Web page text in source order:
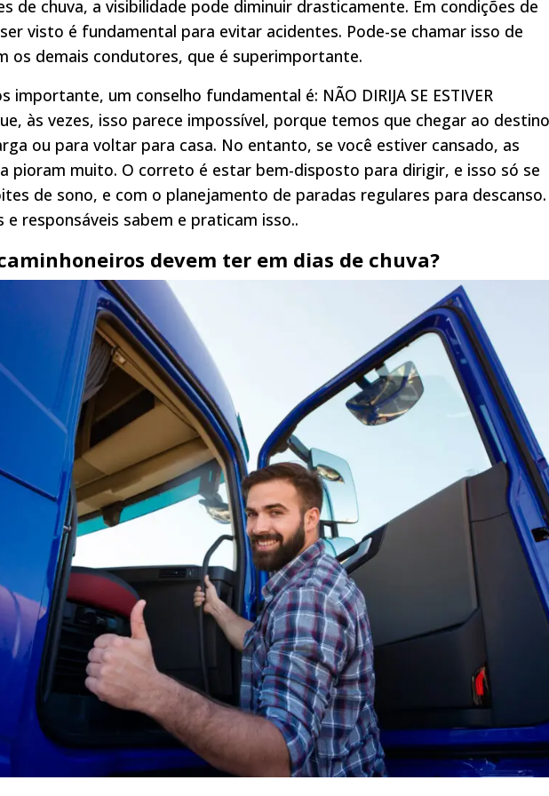
de chuva, a visibilidade pode diminuir drasticamente. Em condições de
visto é fundamental para evitar acidentes. Pode-se chamar isso de
os demais condutores, que é superimportante.
importante, um conselho fundamental é: NÃO DIRIJA SE ESTIVER
às vezes, isso parece impossível, porque temos que chegar ao
ou para voltar para casa. No entanto, se você estiver cansado, as
pioram muito. O correto é estar bem-disposto para dirigir, e isso só se
de sono, e com o planejamento de paradas regulares para descanso.
responsáveis sabem e praticam isso..
devem ter em dias de chuva?